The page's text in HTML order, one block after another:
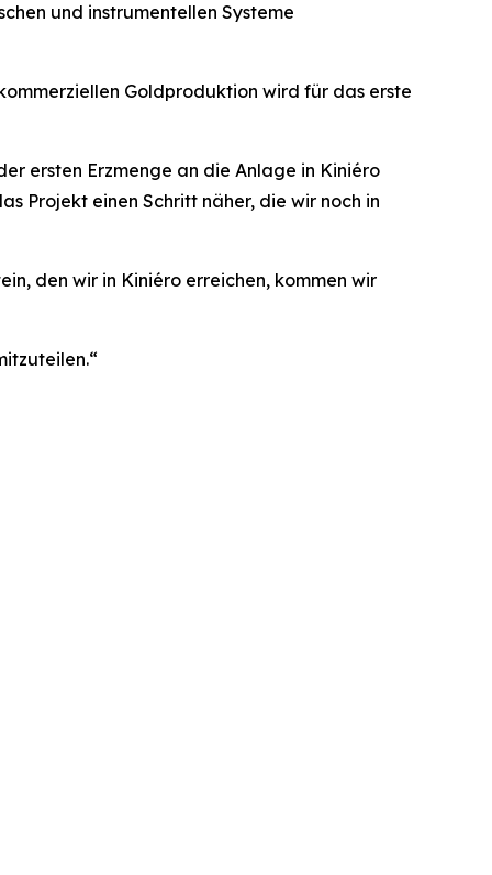
und instrumentellen Systeme
Goldproduktion wird für das erste
ersten Erzmenge an die Anlage in Kiniéro
Projekt einen Schritt näher, die wir noch in
den wir in Kiniéro erreichen, kommen wir